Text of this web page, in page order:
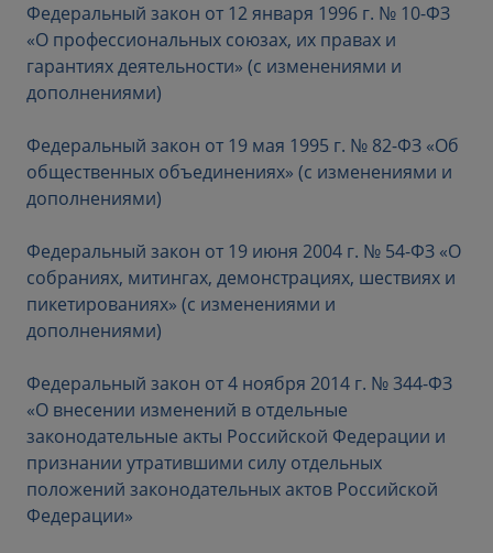
Федеральный закон от 12 января 1996 г. № 10-ФЗ
«О профессиональных союзах, их правах и
гарантиях деятельности» (с изменениями и
дополнениями)
Федеральный закон от 19 мая 1995 г. № 82-ФЗ «Об
общественных объединениях» (с изменениями и
дополнениями)
Федеральный закон от 19 июня 2004 г. № 54-ФЗ «О
собраниях, митингах, демонстрациях, шествиях и
пикетированиях» (с изменениями и
дополнениями)
Федеральный закон от 4 ноября 2014 г. № 344-ФЗ
«О внесении изменений в отдельные
законодательные акты Российской Федерации и
признании утратившими силу отдельных
положений законодательных актов Российской
Федерации»